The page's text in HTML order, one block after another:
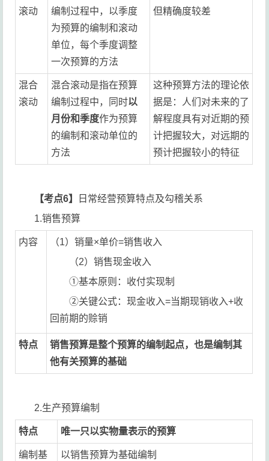
滚动
编制过程中，以季度
为预算的编制和滚动
单位，每个季度调整
一次预算的方法
但精确度较差
混合
滚动
混合滚动是指在预算
编制过程中，同时以
月份和季度作为预算
的编制和滚动单位的
方法
这种预算方法的理论依
据是：人们对未来的了
解程度具有对近期的预
计把握较大，对远期的
预计把握较小的特征
【考点6】
日常经营预算特点及勾稽关系
1.销售预算
内容
（1）销量×单价=销售收入
（2）销售现金收入
①基本原则：收付实现制
②关键公式：现金收入=当期现销收入+收
回前期的赊销
特点
销售预算是整个预算的编制起点，也是编制其
他有关预算的基础
2.生产预算编制
特点 唯一只以实物量表示的预算
编制基 以销售预算为基础编制